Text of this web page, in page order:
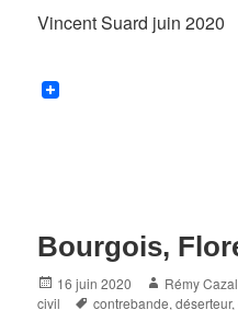
Vincent Suard juin 2020
Bourgois,
Posted
on
16 juin 2020 Author
Rémy
civil
Tags
contrebande,déserteur,